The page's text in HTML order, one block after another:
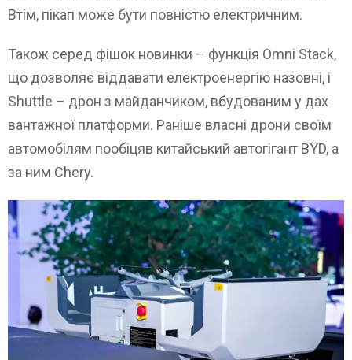
Втім, пікап може бути повністю електричним.
Також серед фішок новинки – функція Omni Stack,
що дозволяє віддавати електроенергію назовні, і
Shuttle – дрон з майданчиком, вбудованим у дах
вантажної платформи. Раніше власні дрони своїм
автомобілям пообіцяв китайський автогігант BYD, а
за ним Chery.